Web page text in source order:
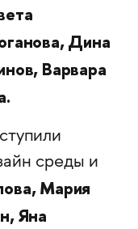
Дина
Варвара
среды и
Мария
Яна